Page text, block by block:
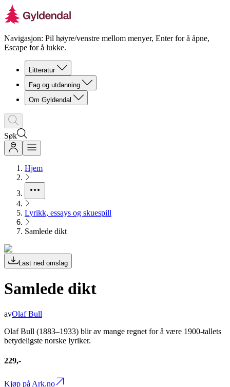
Navigasjon: Pil høyre/venstre mellom menyer, Enter for å åpne,
Escape for å lukke.
Litteratur
Fag og utdanning
Om Gyldendal
Søk
Hjem
Lyrikk, essays og skuespill
Samlede dikt
Last ned omslag
Samlede dikt
avOlaf Bull
Olaf Bull (1883–1933) blir av mange regnet for å være 1900-tallets
betydeligste norske lyriker.
229,-
Kjøp på Ark.no